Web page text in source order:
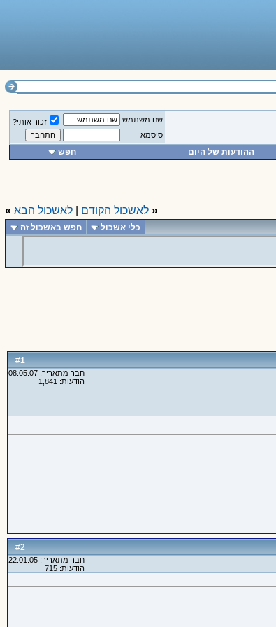
שם משתמש
זכור אותי?
סיסמא
ההודעות של היום חפש
« לאשכול הקודם לאשכול הבא »
כלי אשכול חפש באשכול זה
#
1
חבר מתאריך: 08.05.07
הודעות: 1,841
#
2
חבר מתאריך: 22.01.05
הודעות: 715